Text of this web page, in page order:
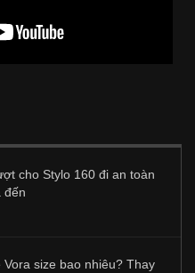
cho Stylo 160 đi an toàn
đến
size bao nhiêu? Thay